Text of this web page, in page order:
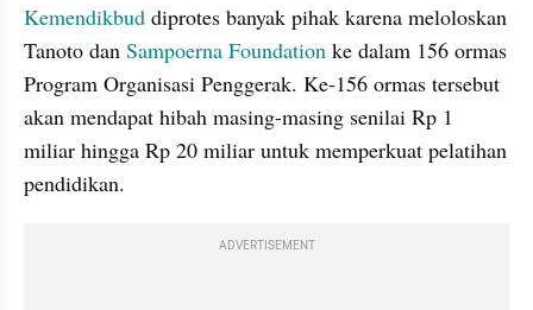
Kemendikbud diprotes banyak pihak karena meloloskan
Tanoto dan Sampoerna Foundation ke dalam 156 ormas
Program Organisasi Penggerak. Ke-156 ormas tersebut
akan mendapat hibah masing-masing senilai Rp 1
miliar hingga Rp 20 miliar untuk memperkuat pelatihan
pendidikan.
ADVERTISEMENT